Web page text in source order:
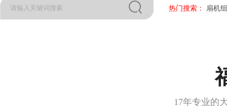
热门搜索： 扇机
17年专业的